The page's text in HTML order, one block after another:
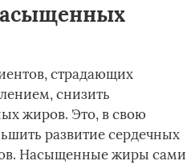
страдающих
снизить
жиров. Это, в свою
развитие сердечных
Насыщенные жиры сами